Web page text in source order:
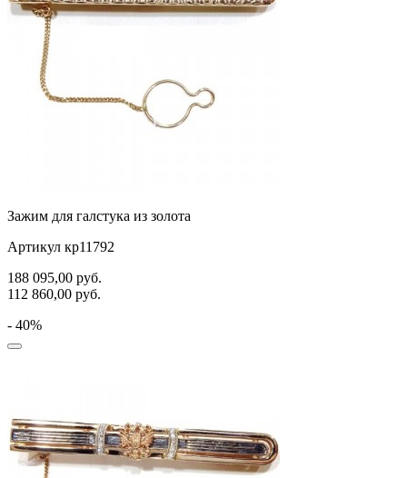
Зажим для галстука из золота
Артикул кр11792
188 095,00 руб.
112 860,00 руб.
- 40%